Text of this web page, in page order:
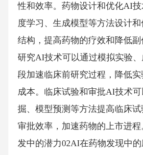
性和效率。药物设计和优化AI
度学习、生成模型等方法设计
结构，提高药物的疗效和降低
研究AI技术可以通过模拟实验
段加速临床前研究过程，降低实
成本。临床试验和审批AI技术
掘、模型预测等方法提高临床
审批效率，加速药物的上市进
发中的潜力02AI在药物发现中